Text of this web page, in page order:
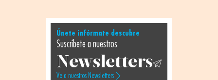
Únete infórmate descubre
Suscríbete a nuestros
Newsletters
Ve a nuestros Newsletters